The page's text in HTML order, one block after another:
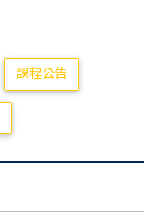
課程公告